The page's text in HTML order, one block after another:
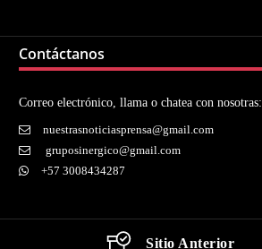
Contáctanos
Correo electrónico, llama o chatea con nosotras:
nuestrasnoticiasprensa@gmail.com
gruposinergico@gmail.com
+57 3008434287
Sitio Anterior